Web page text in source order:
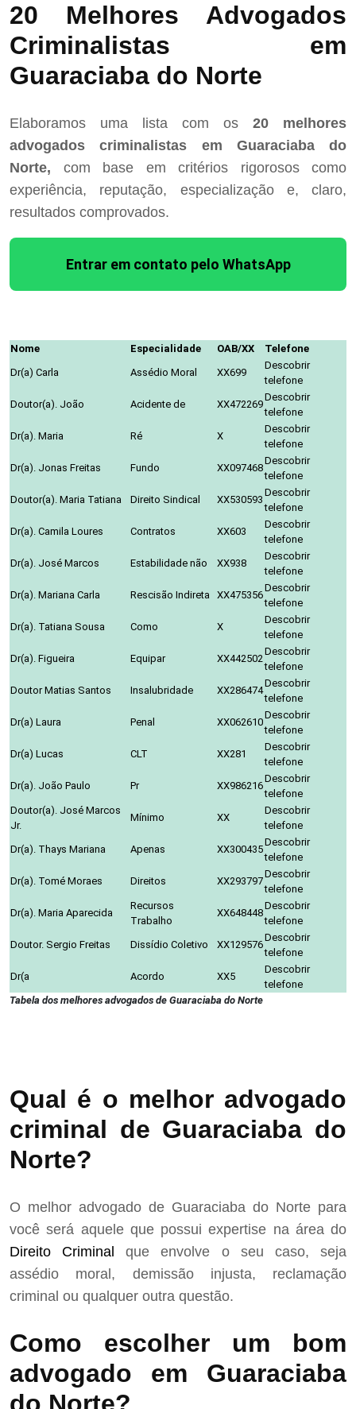
20 Melhores Advogados
Criminalistas em
Guaraciaba do Norte
Elaboramos uma lista com os 20 melhores
advogados criminalistas em Guaraciaba do
Norte, com base em critérios rigorosos como
experiência, reputação, especialização e, claro,
resultados comprovados.
Entrar em contato pelo WhatsApp
Nome Especialidade OAB/XX
Telefone
Dr(a) Carla
Assédio Moral XX699
Descobrir
telefone
Doutor(a). João
Acidente de XX472269
Descobrir
telefone
Dr(a). Maria
Ré X
Descobrir
telefone
Dr(a). Jonas Freitas
Fundo XX097468
Descobrir
telefone
Doutor(a). Maria Tatiana
Direito Sindical XX530593
Descobrir
telefone
Dr(a). Camila Loures
Contratos XX603
Descobrir
telefone
Dr(a). José Marcos
Estabilidade não XX938
Descobrir
telefone
Dr(a). Mariana Carla
Rescisão Indireta XX475356
Descobrir
telefone
Dr(a). Tatiana Sousa
Como X
Descobrir
telefone
Dr(a). Figueira
Equipar XX442502
Descobrir
telefone
Doutor Matias Santos
Insalubridade XX286474
Descobrir
telefone
Dr(a) Laura
Penal XX062610
Descobrir
telefone
Dr(a) Lucas
CLT XX281
Descobrir
telefone
Dr(a). João Paulo
Pr XX986216
Descobrir
telefone
Doutor(a). José Marcos
Jr.
Mínimo XX
Descobrir
telefone
Dr(a). Thays Mariana
Apenas XX300435
Descobrir
telefone
Dr(a). Tomé Moraes
Direitos XX293797
Descobrir
telefone
Dr(a). Maria Aparecida
Recursos
Trabalho
XX648448
Descobrir
telefone
Doutor. Sergio Freitas
Dissídio Coletivo XX129576
Descobrir
telefone
Dr(a
Acordo XX5
Descobrir
telefone
Tabela dos melhores advogados de Guaraciaba do Norte
Qual é o melhor advogado
criminal de Guaraciaba do
Norte?
O melhor advogado de Guaraciaba do Norte para
você será aquele que possui expertise na área do
Direito Criminal que envolve o seu caso, seja
assédio moral, demissão injusta, reclamação
criminal ou qualquer outra questão.
Como escolher um bom
advogado em Guaraciaba